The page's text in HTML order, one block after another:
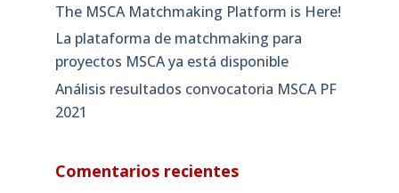
The MSCA Matchmaking Platform is Here!
La plataforma de matchmaking para
proyectos MSCA ya está disponible
Análisis resultados convocatoria MSCA PF
2021
Comentarios recientes